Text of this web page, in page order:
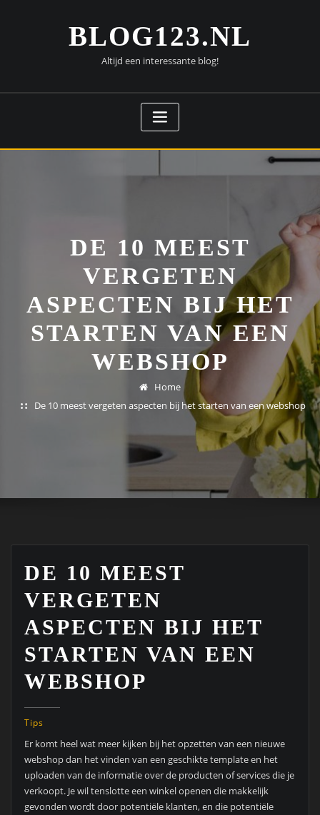
BLOG123.NL
Altijd een interessante blog!
DE 10 MEEST
VERGETEN
ASPECTEN BIJ HET
STARTEN VAN EEN
WEBSHOP
Home
De 10 meest vergeten aspecten bij het starten van een webshop
DE 10 MEEST
VERGETEN
ASPECTEN BIJ HET
STARTEN VAN EEN
WEBSHOP
Tips
Er komt heel wat meer kijken bij het opzetten van een nieuwe
webshop dan het vinden van een geschikte template en het
uploaden van de informatie over de producten of services die je
verkoopt. Je wil tenslotte een winkel openen die makkelijk
gevonden wordt door potentiële klanten, en die potentiële